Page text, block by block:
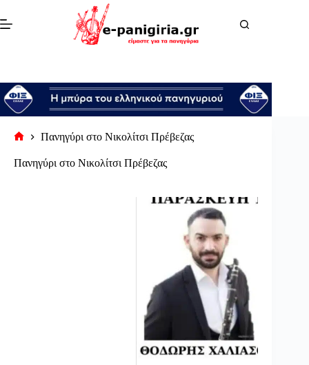
στο
περιεχόμενο
σελίδα
Πανηγύρι στο Νικολίτσι Πρέβεζας
Πανηγύρι στο Νικολίτσι Πρέβεζας